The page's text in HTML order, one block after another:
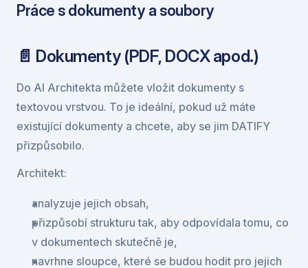
Práce s dokumenty a soubory
📄 Dokumenty (PDF, DOCX apod.)
Do AI Architekta můžete vložit dokumenty s
textovou vrstvou. To je ideální, pokud už máte
existující dokumenty a chcete, aby se jim DATIFY
přizpůsobilo.
Architekt:
analyzuje jejich obsah,
přizpůsobí strukturu tak, aby odpovídala tomu, co
v dokumentech skutečně je,
navrhne sloupce, které se budou hodit pro jejich